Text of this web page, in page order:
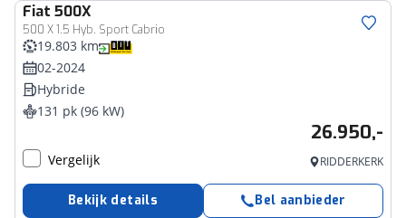
Fiat 500X
500 X 1.5 Hyb. Sport Cabrio
19.803 km
02-2024
Hybride
131 pk (96 kW)
26.950,-
Vergelijk RIDDERKERK
Bekijk details Bel aanbieder